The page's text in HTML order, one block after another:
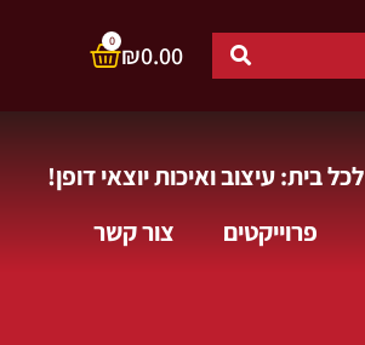
₪0.00
0
בית: עיצוב ואיכות יוצאי דופן!
פרוייקטים צור קשר